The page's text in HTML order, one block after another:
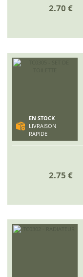
2.70 €
EN STOCK
LIVRAISON
RAPIDE
2.75 €